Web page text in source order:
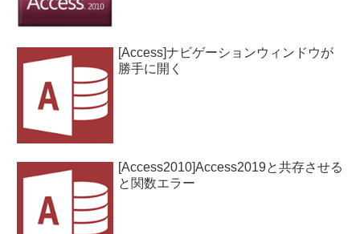
[Access]ナビゲーションウィンドウが
勝手に開く
[Access2010]Access2019と共存させる
と関数エラー